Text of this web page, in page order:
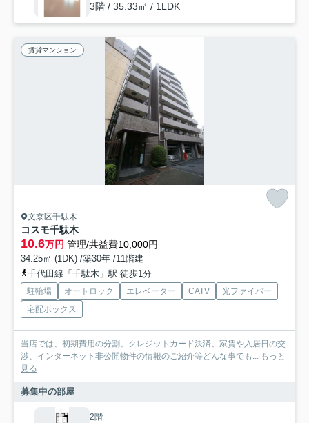
3階 / 35.33㎡ / 1LDK
賃貸マンション
文京区千駄木
コスモ千駄木
10.6万円 管理/共益費10,000円
34.25㎡ (1DK) /築30年 /11階建
千代田線「千駄木」駅 徒歩1分
駐輪場 オートロック エレベーター CATV
光ファイバー
宅配ボックス
当店では、初期費用の分割、クレジットカード決済、家賃や入居日の交
渉、インターネット非公開物件の情報のご紹介等どんな事でも... もっと
見る
募集中の部屋
2階